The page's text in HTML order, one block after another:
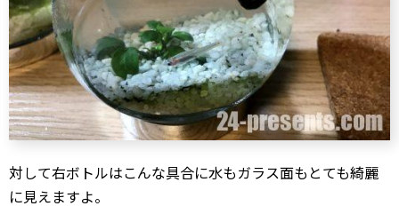
対して右ボトルはこんな具合に水もガラス面もとても綺麗
に見えますよ。